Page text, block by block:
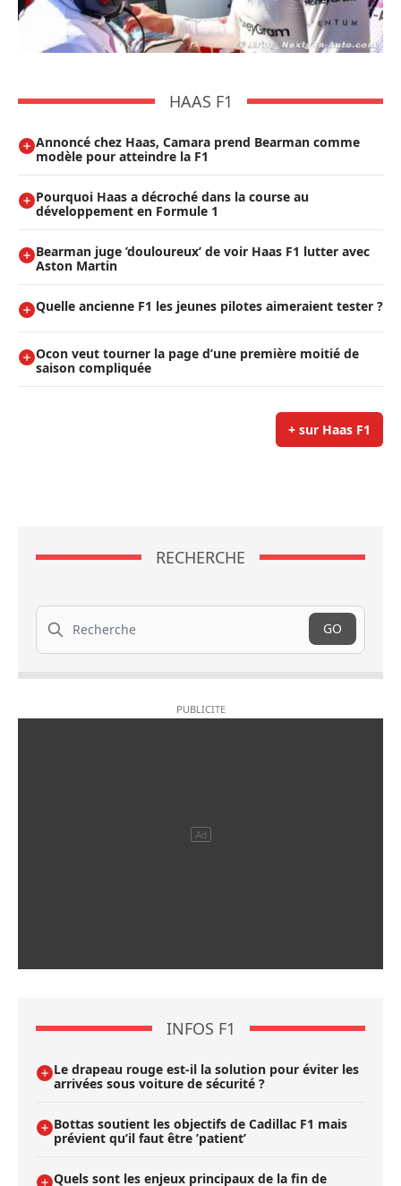
HAAS F1
Annoncé chez Haas, Camara prend Bearman comme
modèle pour atteindre la F1
Pourquoi Haas a décroché dans la course au
développement en Formule 1
Bearman juge ’douloureux’ de voir Haas F1 lutter avec
Aston Martin
Quelle ancienne F1 les jeunes pilotes aimeraient tester ?
Ocon veut tourner la page d’une première moitié de
saison compliquée
+ sur Haas F1
RECHERCHE
Recherche
GO
INFOS F1
Le drapeau rouge est-il la solution pour éviter les
arrivées sous voiture de sécurité ?
Bottas soutient les objectifs de Cadillac F1 mais
prévient qu’il faut être ’patient’
Quels sont les enjeux principaux de la fin de